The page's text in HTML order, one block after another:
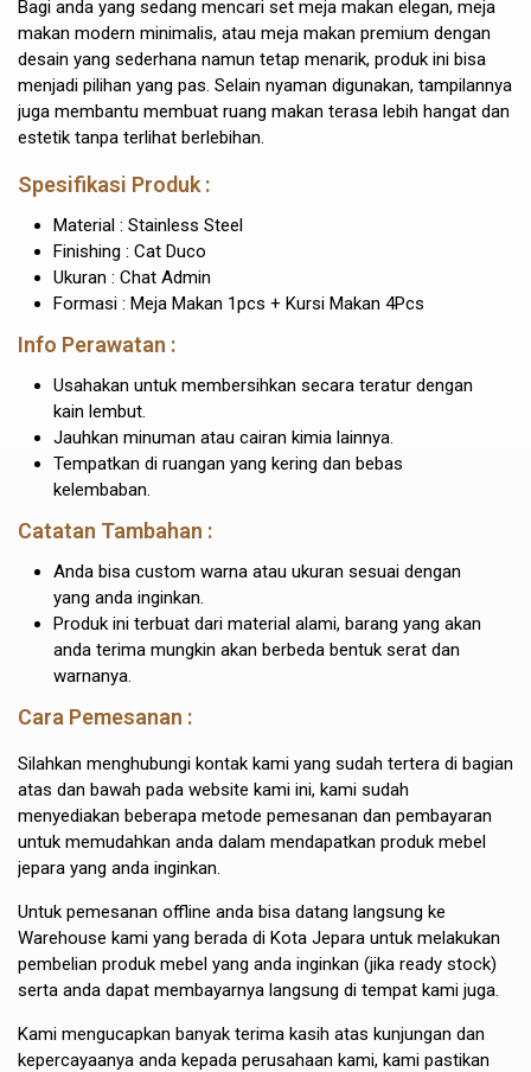
Bagi anda yang sedang mencari set meja makan elegan, meja
makan modern minimalis, atau meja makan premium dengan
desain yang sederhana namun tetap menarik, produk ini bisa
menjadi pilihan yang pas. Selain nyaman digunakan, tampilannya
juga membantu membuat ruang makan terasa lebih hangat dan
estetik tanpa terlihat berlebihan.
Spesifikasi Produk :
Material : Stainless Steel
Finishing : Cat Duco
Ukuran : Chat Admin
Formasi : Meja Makan 1pcs + Kursi Makan 4Pcs
Info Perawatan :
Usahakan untuk membersihkan secara teratur dengan
kain lembut.
Jauhkan minuman atau cairan kimia lainnya.
Tempatkan di ruangan yang kering dan bebas
kelembaban.
Catatan Tambahan :
Anda bisa custom warna atau ukuran sesuai dengan
yang anda inginkan.
Produk ini terbuat dari material alami, barang yang akan
anda terima mungkin akan berbeda bentuk serat dan
warnanya.
Cara Pemesanan :
Silahkan menghubungi kontak kami yang sudah tertera di bagian
atas dan bawah pada website kami ini, kami sudah
menyediakan beberapa metode pemesanan dan pembayaran
untuk memudahkan anda dalam mendapatkan produk mebel
jepara yang anda inginkan.
Untuk pemesanan offline anda bisa datang langsung ke
Warehouse kami yang berada di Kota Jepara untuk melakukan
pembelian produk mebel yang anda inginkan (jika ready stock)
serta anda dapat membayarnya langsung di tempat kami juga.
Kami mengucapkan banyak terima kasih atas kunjungan dan
kepercayaanya anda kepada perusahaan kami, kami pastikan